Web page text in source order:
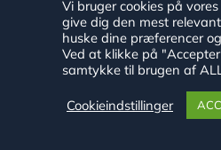
Vi bruger cookies på
give dig den mest
huske dine præferencer
Ved at klikke på
samtykke til brugen af
Cookieindstillinger